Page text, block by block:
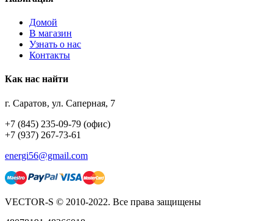
Домой
В магазин
Узнать о нас
Контакты
Как нас найти
г. Саратов, ул. Саперная, 7
+7 (845) 235-09-79 (офис)
+7 (937) 267-73-61
energi56@gmail.com
VECTOR-S © 2010-2022. Все права защищены